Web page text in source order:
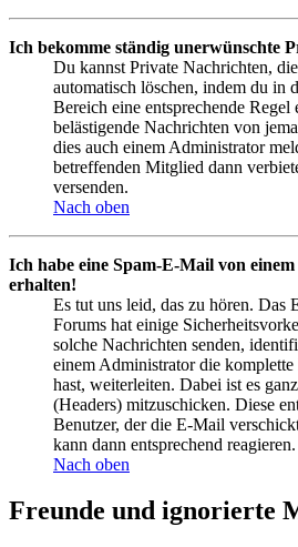
Ich bekomme ständig unerwünschte
Du kannst Private Nachrichten,
automatisch löschen, indem du in
Bereich eine entsprechende Regel
belästigende Nachrichten von
dies auch einem Administrator
betreffenden Mitglied dann
versenden.
Nach oben
Ich habe eine Spam-E-Mail von
erhalten!
Es tut uns leid, das zu hören. Das
Forums hat einige
solche Nachrichten senden,
einem Administrator die
hast, weiterleiten. Dabei ist es
(Headers) mitzuschicken. Diese
Benutzer, der die E-Mail
kann dann entsprechend reagieren.
Nach oben
Freunde und ignorierte